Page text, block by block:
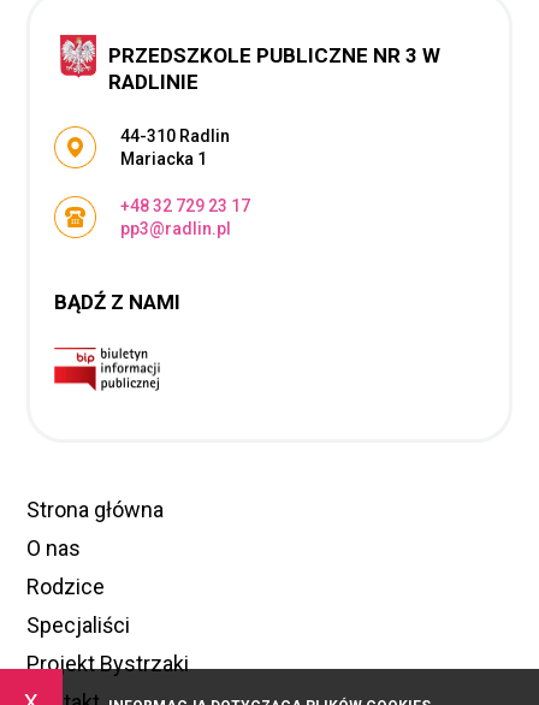
PRZEDSZKOLE PUBLICZNE NR 3 W
RADLINIE
Adres pocztowy:
44-310 Radlin
Mariacka 1
+48 32 729 23 17
pp3@radlin.pl
BĄDŹ Z NAMI
Strona główna
O nas
Rodzice
Specjaliści
Projekt Bystrzaki